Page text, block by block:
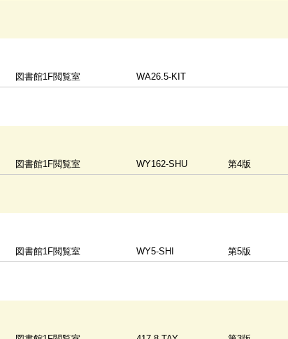
図書館1F閲覧室 WA26.5-KIT
図書館1F閲覧室 WY162-SHU 第4版
図書館1F閲覧室 WY5-SHI 第5版